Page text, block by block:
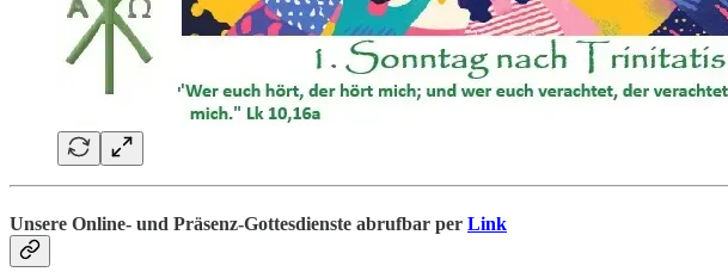
Unsere Online- und Präsenz-Gottesdienste abrufbar per Link